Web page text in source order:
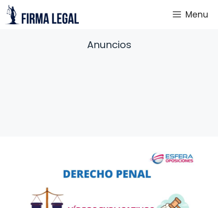
Saltar
al
Menu
Anuncios